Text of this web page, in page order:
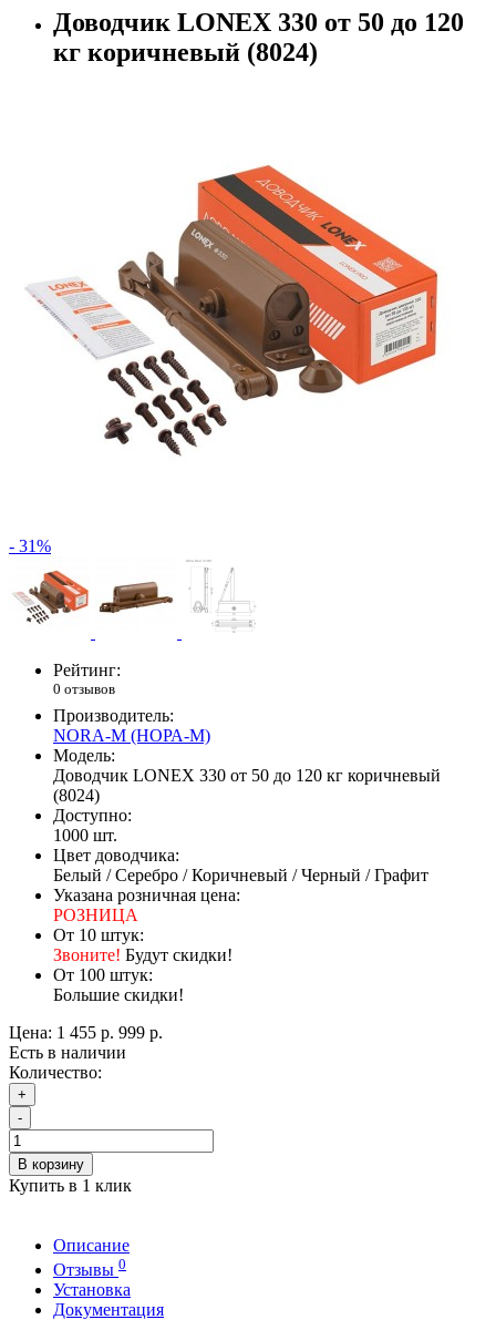
Доводчик LONEX 330 от 50 до 120
кг коричневый (8024)
- 31%
Рейтинг:
0 отзывов
Производитель:
NORA-M (НОРА-М)
Модель:
Доводчик LONEX 330 от 50 до 120 кг коричневый
(8024)
Доступно:
1000 шт.
Цвет доводчика:
Белый / Серебро / Коричневый / Черный / Графит
Указана розничная цена:
РОЗНИЦА
От 10 штук:
Звоните! Будут скидки!
От 100 штук:
Большие скидки!
Цена: 1 455 р. 999 р.
Есть в наличии
Количество:
+
-
В корзину
Купить в 1 клик
Описание
Отзывы 0
Установка
Документация